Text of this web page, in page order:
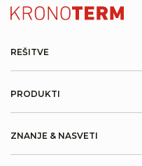
REŠITVE
PRODUKTI
ZNANJE & NASVETI